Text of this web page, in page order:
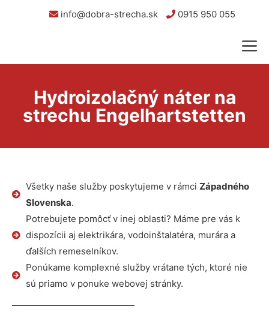
info@dobra-strecha.sk 0915 950 055
Hydroizolačný náter na
strechu Engelhartstetten
Všetky naše služby poskytujeme v rámci Západného
Slovenska.
Potrebujete pomôcť v inej oblasti? Máme pre vás k
dispozícii aj elektrikára, vodoinštalatéra, murára a
ďalších remeselníkov.
Ponúkame komplexné služby vrátane tých, ktoré nie
sú priamo v ponuke webovej stránky.